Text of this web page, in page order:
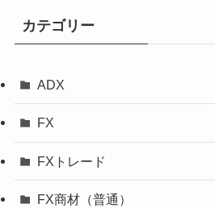
カテゴリー
ADX
FX
FXトレード
FX商材（普通）